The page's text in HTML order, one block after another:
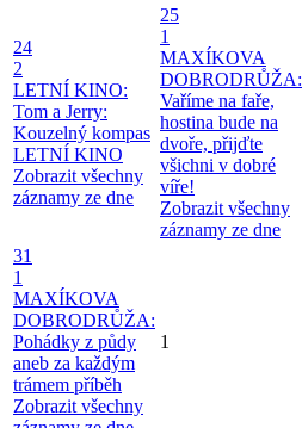
24
2
LETNÍ KINO:
Tom a Jerry:
Kouzelný kompas
LETNÍ KINO
Zobrazit všechny
záznamy ze dne
25
1
MAXÍKOVA
DOBRODRŮŽA:
Vaříme na faře,
hostina bude na
dvoře, přijďte
všichni v dobré
víře!
Zobrazit všechny
záznamy ze dne
31
1
MAXÍKOVA
DOBRODRŮŽA:
Pohádky z půdy
aneb za každým
trámem příběh
Zobrazit všechny
1